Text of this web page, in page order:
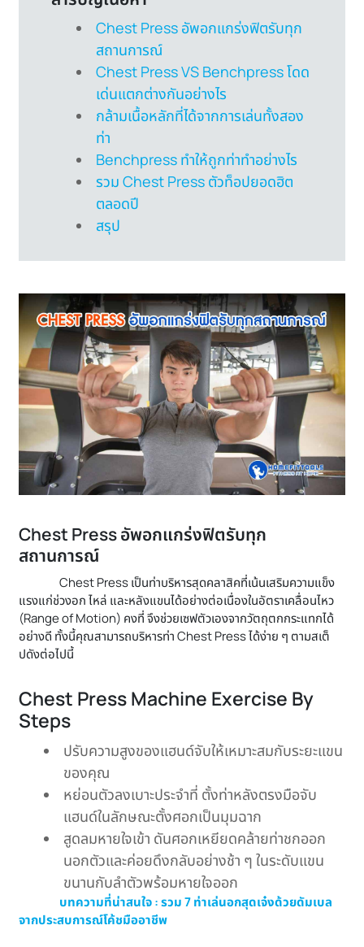
Chest Press อัพอกแกร่งฟิตรับทุก
สถานการณ์
Chest Press VS Benchpress โดด
เด่นแตกต่างกันอย่างไร
กล้ามเนื้อหลักที่ได้จากการเล่นทั้งสอง
ท่า
Benchpress ทำให้ถูกท่าทำอย่างไร
รวม Chest Press ตัวท็อปยอดฮิต
ตลอดปี
สรุป
Chest Press อัพอกแกร่งฟิตรับทุก
สถานการณ์
Chest Press เป็นท่าบริหารสุดคลาสิคที่เน้นเสริมความแข็ง
แรงแก่ช่วงอก ไหล่ และหลังแขนได้อย่างต่อเนื่องในอัตราเคลื่อนไหว
(Range of Motion) คงที่ จึงช่วยเซฟตัวเองจากวัตถุตกกระแทกได้
อย่างดี ทั้งนี้คุณสามารถบริหารท่า Chest Press ได้ง่าย ๆ ตามสเต็
ปดังต่อไปนี้
Chest Press Machine Exercise By
Steps
ปรับความสูงของแฮนด์จับให้เหมาะสมกับระยะแขน
ของคุณ
หย่อนตัวลงเบาะประจำที่ ตั้งท่าหลังตรงมือจับ
แฮนด์ในลักษณะตั้งศอกเป็นมุมฉาก
สูดลมหายใจเข้า ดันศอกเหยียดคล้ายท่าชกออก
นอกตัวและค่อยดึงกลับอย่างช้า ๆ ในระดับแขน
ขนานกับลำตัวพร้อมหายใจออก
บทความที่น่าสนใจ : รวม 7 ท่าเล่นอกสุดเจ๋งด้วยดัมเบล
จากประสบการณ์โค้ชมืออาชีพ